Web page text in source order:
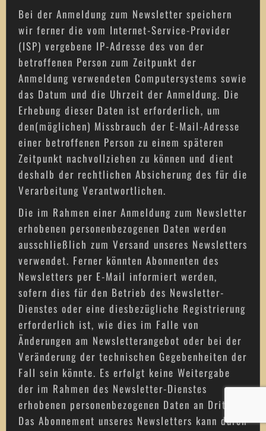
Bei der Anmeldung zum Newsletter speichern
wir ferner die vom Internet-Service-Provider
(ISP) vergebene IP-Adresse des von der
betroffenen Person zum Zeitpunkt der
Anmeldung verwendeten Computersystems sowie
das Datum und die Uhrzeit der Anmeldung. Die
Erhebung dieser Daten ist erforderlich, um
den(möglichen) Missbrauch der E-Mail-Adresse
einer betroffenen Person zu einem späteren
Zeitpunkt nachvollziehen zu können und dient
deshalb der rechtlichen Absicherung des für die
Verarbeitung Verantwortlichen.
Die im Rahmen einer Anmeldung zum Newsletter
erhobenen personenbezogenen Daten werden
ausschließlich zum Versand unseres Newsletters
verwendet. Ferner könnten Abonnenten des
Newsletters per E-Mail informiert werden,
sofern dies für den Betrieb des Newsletter-
Dienstes oder eine diesbezügliche Registrierung
erforderlich ist, wie dies im Falle von
Änderungen am Newsletterangebot oder bei der
Veränderung der technischen Gegebenheiten der
Fall sein könnte. Es erfolgt keine Weitergabe
der im Rahmen des Newsletter-Dienstes
erhobenen personenbezogenen Daten an Dritte.
Das Abonnement unseres Newsletters kann durch